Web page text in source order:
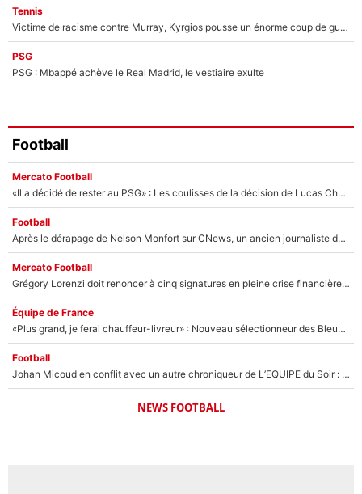
Tennis
Victime de racisme contre Murray, Kyrgios pousse un énorme coup de gueule !
PSG
PSG : Mbappé achève le Real Madrid, le vestiaire exulte
Football
Mercato Football
«Il a décidé de rester au PSG» : Les coulisses de la décision de Lucas Chevalier pour son transfert
Football
Après le dérapage de Nelson Monfort sur CNews, un ancien journaliste de France Télévisions relance la polémique sur les incendies en Gironde
Mercato Football
Grégory Lorenzi doit renoncer à cinq signatures en pleine crise financière : L’IA propose sept noms à l’OM pour un mercato réussi... à seulement 5M€ !
Équipe de France
«Plus grand, je ferai chauffeur-livreur» : Nouveau sélectionneur des Bleus, Zinédine Zidane s’était imaginé un avenir très différent lorsqu'il était enfant
Football
Johan Micoud en conflit avec un autre chroniqueur de L’EQUIPE du Soir : «Pendant un moment, je ne les ai pas remis ensemble dans l'émission»
NEWS FOOTBALL